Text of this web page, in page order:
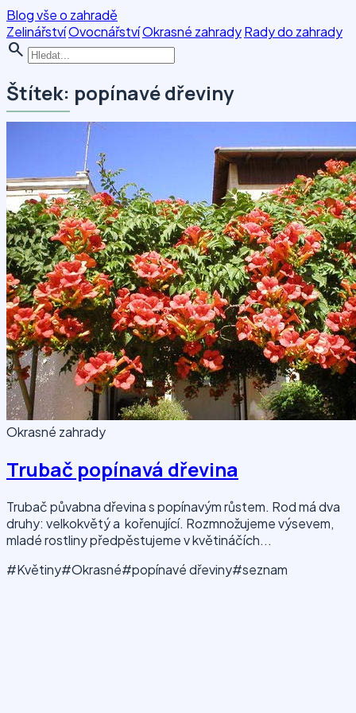
Blog vše o zahradě
ZelinářstvíOvocnářstvíOkrasné zahradyRady do zahrady
search
Štítek: popínavé dřeviny
Okrasné zahrady
Trubač popínavá dřevina
Trubač půvabna dřevina s popínavým růstem. Rod má dva
druhy: velkokvětý a kořenující. Rozmnožujeme výsevem,
mladé rostliny předpěstujeme v květináčích...
#Květiny#Okrasné#popínavé dřeviny#seznam